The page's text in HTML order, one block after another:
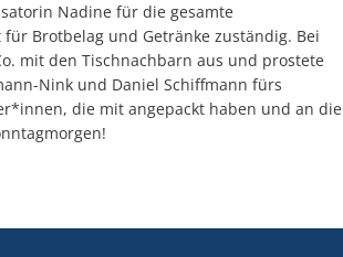
Nadine für die gesamte
Brotbelag und Getränke zuständig. Bei
mit den Tischnachbarn aus und prostete
Nink und Daniel Schiffmann fürs
die mit angepackt haben und an die